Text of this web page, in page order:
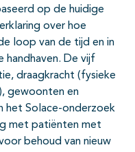
op de huidige
over hoe
loop van de tijd en in
handhaven. De vijf
draagkracht (fysieke
gewoonten en
het Solace-onderzoek
met patiënten met
behoud van nieuw